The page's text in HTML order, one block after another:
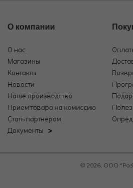
О компании
О нас
Магазины
Контакты
Новости
Наше производство
Прием товара на комиссию
Стать партнером
Документы
© 2026, ООО